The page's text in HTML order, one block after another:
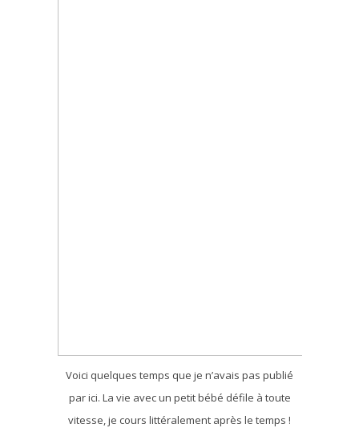
Voici quelques temps que je n’avais pas publié
par ici. La vie avec un petit bébé défile à toute
vitesse, je cours littéralement après le temps !